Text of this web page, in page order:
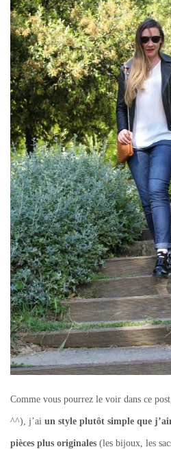
Comme vous pourrez le voir dans ce
^^), j’ai un style plutôt simple que
pièces plus originales (les bijoux, les